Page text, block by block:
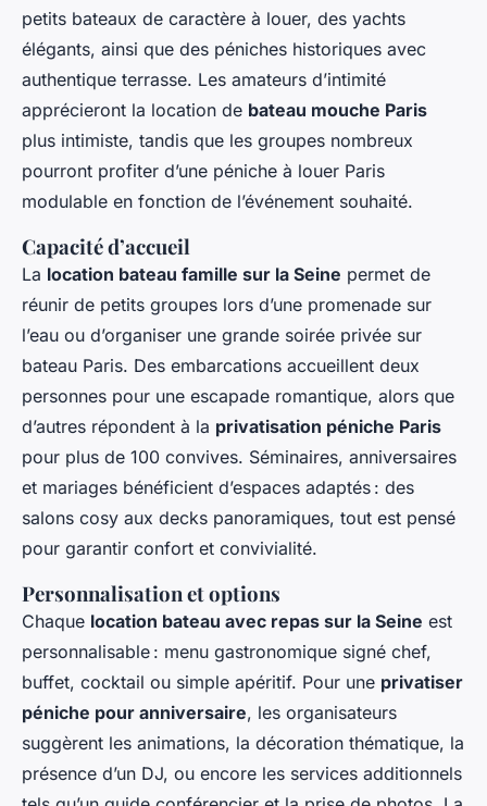
petits bateaux de caractère à louer, des yachts
élégants, ainsi que des péniches historiques avec
authentique terrasse. Les amateurs d’intimité
apprécieront la location de bateau mouche Paris
plus intimiste, tandis que les groupes nombreux
pourront profiter d’une péniche à louer Paris
modulable en fonction de l’événement souhaité.
Capacité d’accueil
La location bateau famille sur la Seine permet de
réunir de petits groupes lors d’une promenade sur
l’eau ou d’organiser une grande soirée privée sur
bateau Paris. Des embarcations accueillent deux
personnes pour une escapade romantique, alors que
d’autres répondent à la privatisation péniche Paris
pour plus de 100 convives. Séminaires, anniversaires
et mariages bénéficient d’espaces adaptés : des
salons cosy aux decks panoramiques, tout est pensé
pour garantir confort et convivialité.
Personnalisation et options
Chaque location bateau avec repas sur la Seine est
personnalisable : menu gastronomique signé chef,
buffet, cocktail ou simple apéritif. Pour une privatiser
péniche pour anniversaire, les organisateurs
suggèrent les animations, la décoration thématique, la
présence d’un DJ, ou encore les services additionnels